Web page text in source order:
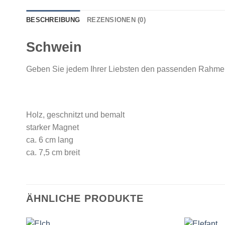
BESCHREIBUNG REZENSIONEN (0)
Schwein
Geben Sie jedem Ihrer Liebsten den passenden
Holz, geschnitzt und bemalt
starker Magnet
ca. 6 cm lang
ca. 7,5 cm breit
ÄHNLICHE PRODUKTE